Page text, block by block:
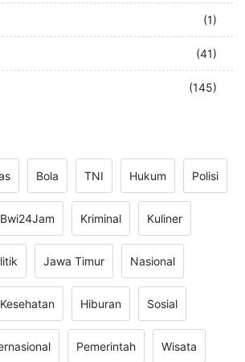
(1)
(41)
(145)
Bola TNI Hukum Polisi
Bwi24Jam Kriminal Kuliner
Jawa Timur Nasional
Kesehatan Hiburan Sosial
Pemerintah Wisata